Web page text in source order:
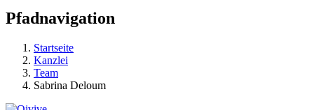
Pfadnavigation
Startseite
Kanzlei
Team
Sabrina Deloum